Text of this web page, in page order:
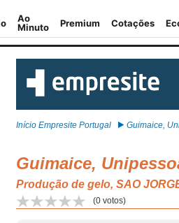
Início Empresite Portugal Guimaice,
Guimaice,
Produção de gelo, SAO
(0 votos)